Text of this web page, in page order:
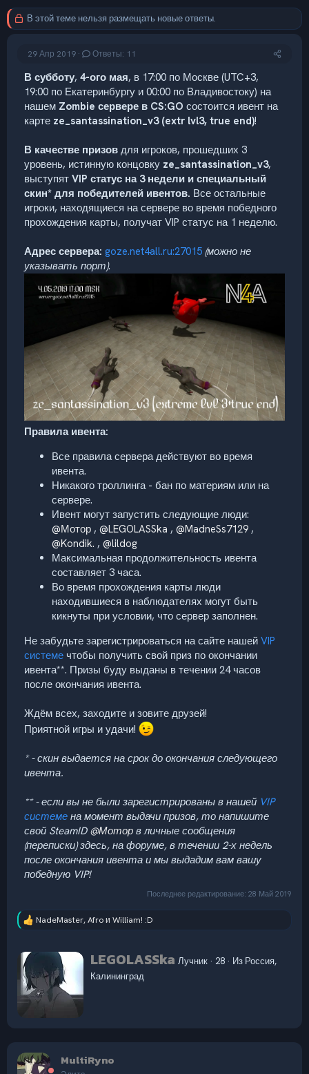
о
р
е
ы
а
н
л
и
В этой теме нельзя размещать новые ответы.
29 Апр 2019 Ответы: 11
В субботу, 4-ого мая, в 17:00 по Москве (UTC+3,
19:00 по Екатеринбургу и 00:00 по Владивостоку) на
нашем Zombie сервере в CS:GO состоится ивент на
карте ze_santassination_v3 (extr lvl3, true end)!
В качестве призов для игроков, прошедших 3
уровень, истинную концовку ze_santassination_v3,
выступят VIP статус на 3 недели и специальный
скин* для победителей ивентов. Все остальные
игроки, находящиеся на сервере во время победного
прохождения карты, получат VIP статус на 1 неделю.
Адрес сервера: goze.net4all.ru:27015 (можно не
указывать порт).
Правила ивента:
Все правила сервера действуют во время
ивента.
Никакого троллинга - бан по материям или на
сервере.
Ивент могут запустить следующие люди:
@Мотор , @LEGOLASSka , @MadneSs7129 ,
@Kondik. , @lildog
Максимальная продолжительность ивента
составляет 3 часа.
Во время прохождения карты люди
находившиеся в наблюдателях могут быть
кикнуты при условии, что сервер заполнен.
Не забудьте зарегистрироваться на сайте нашей VIP
системе чтобы получить свой приз по окончании
ивента**. Призы буду выданы в течении 24 часов
после окончания ивента.
Ждём всех, заходите и зовите друзей!
Приятной игры и удачи!
* - скин выдается на срок до окончания следующего
ивента.
** - если вы не были зарегистрированы в нашей VIP
системе на момент выдачи призов, то напишите
свой SteamID @Мотор в личные сообщения
(переписки) здесь, на форуме, в течении 2-х недель
после окончания ивента и мы выдадим вам вашу
победную VIP!
Последнее редактирование: 28 Май 2019
Р
ц
и
и
:
NadeMaster,Afroи William! :D
А
в
т
LEGOLASSka Лучник · 28 · Из Россия,
Калининград
MultiRyno